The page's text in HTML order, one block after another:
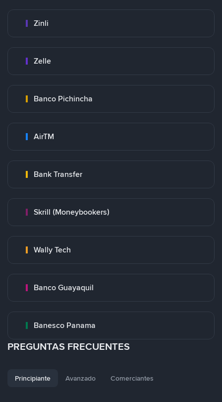
Zinli
Zelle
Banco Pichincha
AirTM
Bank Transfer
Skrill (Moneybookers)
Wally Tech
Banco Guayaquil
Banesco Panama
PREGUNTAS FRECUENTES
Principiante Avanzado Comerciantes